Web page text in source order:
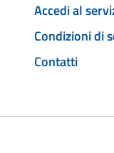
Accedi al
Condizioni di
Contatti